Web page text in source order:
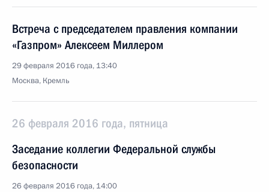
Встреча с председателем правления компании
«Газпром» Алексеем Миллером
29 февраля 2016 года, 13:40
Москва, Кремль
26 февраля 2016 года, пятница
Заседание коллегии Федеральной службы
безопасности
26 февраля 2016 года, 14:00